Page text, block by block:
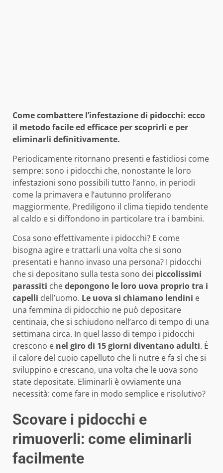
Come combattere l’infestazione di pidocchi: ecco
il metodo facile ed efficace per scoprirli e per
eliminarli definitivamente.
Periodicamente ritornano presenti e fastidiosi come
sempre: sono i pidocchi che, nonostante le loro
infestazioni sono possibili tutto l’anno, in periodi
come la primavera e l’autunno proliferano
maggiormente. Prediligono il clima tiepido tendente
al caldo e si diffondono in particolare tra i bambini.
Cosa sono effettivamente i pidocchi? E come
bisogna agire e trattarli una volta che si sono
presentati e hanno invaso una persona? I pidocchi
che si depositano sulla testa sono dei piccolissimi
parassiti chedepongono le loro uova proprio tra i
capelli dell’uomo. Le uova si chiamano lendini e
una femmina di pidocchio ne può depositare
centinaia, che si schiudono nell’arco di tempo di una
settimana circa. In quel lasso di tempo i pidocchi
crescono e nel giro di 15 giorni diventano adulti. È
il calore del cuoio capelluto che li nutre e fa sì che si
sviluppino e crescano, una volta che le uova sono
state depositate. Eliminarli è ovviamente una
necessità: come fare in modo semplice e risolutivo?
Scovare i pidocchi e
rimuoverli: come eliminarli
facilmente